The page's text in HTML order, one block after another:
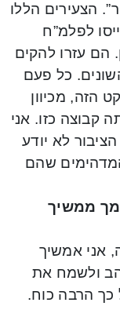
הצעירים הללו
לפלמ”ח
הם עזרו להקים
כל פעם
הזה, מכיוון
קבוצה כזו. אני
לא יודע
שהם
ממשיך
אני אמשיך
ולשמח את
כך הרבה כוח.